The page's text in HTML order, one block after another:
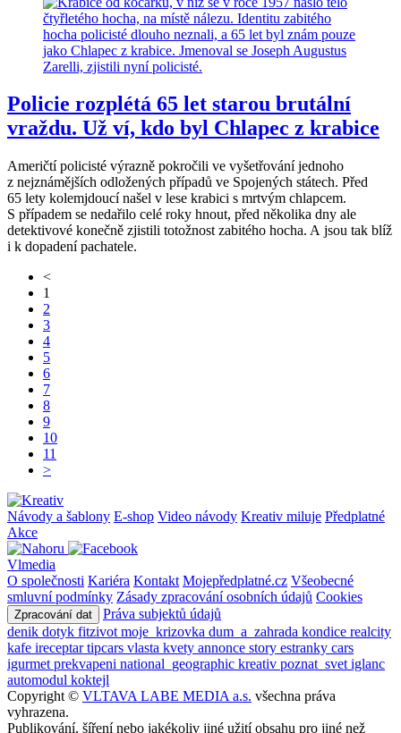
Policie rozplétá 65 let starou brutální
vraždu. Už ví, kdo byl Chlapec z krabice
Američtí policisté výrazně pokročili ve vyšetřování jednoho
z nejznámějších odložených případů ve Spojených státech. Před
65 lety kolemjdoucí našel v lese krabici s mrtvým chlapcem.
S případem se nedařilo celé roky hnout, před několika dny ale
detektivové konečně zjistili totožnost zabitého hocha. A jsou tak blíž
i k dopadení pachatele.
<
1
2
3
4
5
6
7
8
9
10
11
>
Návody a šablony E-shop Video návody Kreativ miluje Předplatné
Akce
Vlmedia
O společnosti Kariéra Kontakt Mojepředplatné.cz Všeobecné
smluvní podmínky Zásady zpracování osobních údajů Cookies
Zpracování dat
Práva subjektů údajů
denik dotyk fitzivot moje_krizovka dum_a_zahrada kondice realcity
kafe ireceptartipcars vlasta kvety annonce story estranky cars
igurmet prekvapeni national_geographic kreativ poznat_svet iglanc
automodul koktejl
Copyright © VLTAVA LABE MEDIA a.s. všechna práva
vyhrazena.
Publikování, šíření nebo jakékoliv jiné užití obsahu pro jiné než